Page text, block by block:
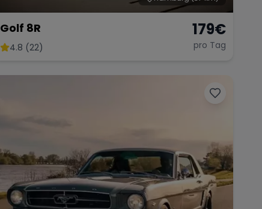
Golf 8R
4.8 (22)
179€
pro Tag